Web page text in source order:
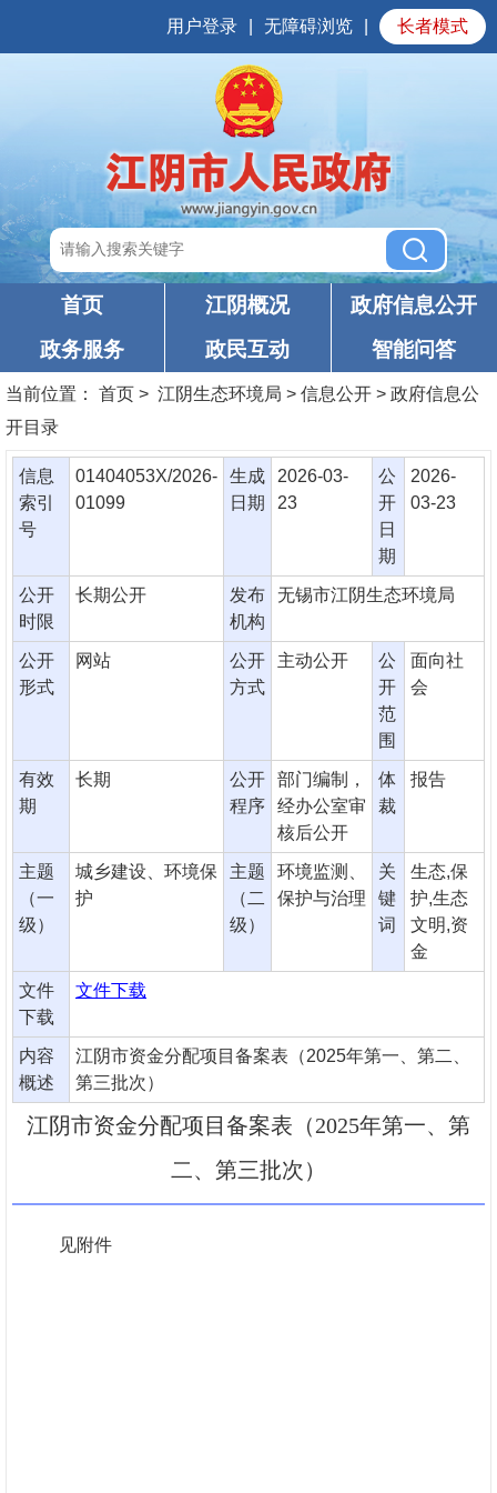
用户登录 无障碍浏览 长者模式
首页 江阴概况
政府信息公开
政务服务
政民互动 智能问答
当前位置： 首页 > 江阴生态环境局 > 信息公开 > 政府信息公
开目录
信息
索引
号
01404053X/2026-
01099
生成
日期
2026-03-
23
公
开
日
期
2026-
03-23
公开
时限
长期公开
发布
机构
无锡市江阴生态环境局
公开
形式
网站
公开
方式
主动公开
公
开
范
围
面向社
会
有效
期
长期
公开
程序
部门编制，
经办公室审
核后公开
体
裁
报告
主题
（一
级）
城乡建设、环境保
护
主题
（二
级）
环境监测、
保护与治理
关
键
词
生态,保
护,生态
文明,资
金
文件
下载
文件下载
内容
概述
江阴市资金分配项目备案表（2025年第一、第二、
第三批次）
江阴市资金分配项目备案表（2025年第一、第
二、第三批次）
见附件